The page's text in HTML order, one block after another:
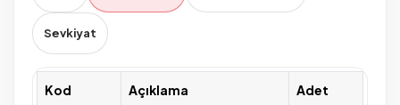
Sevkiyat
Kod Açıklama Adet